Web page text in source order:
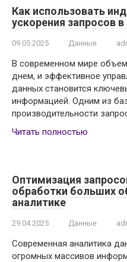
Как использовать
ускорения запросов
09.05.2025 Данные
В современном мире
днем, и эффективное
данных становится
информацией. Одним из
производительности
Читать полностью
Оптимизация
обработки больших
аналитике
29.04.2025 Данные
Современная аналитика
огромных массивов